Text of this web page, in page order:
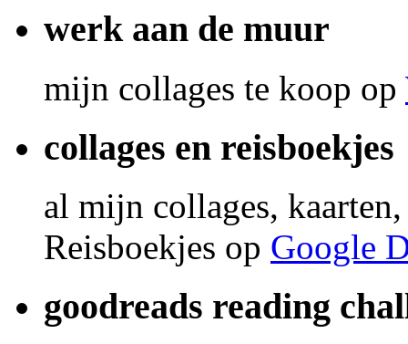
werk aan de muur
mijn collages te koop op
collages en reisboekjes
al mijn collages,
Reisboekjes op Google
goodreads reading